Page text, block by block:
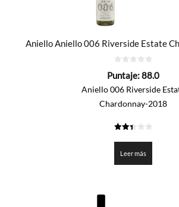
Aniello Aniello 006 Riverside Estate
de
Puntaje:88.0
Aniello 006 Riverside
Chardonnay-2018
de 5
Leer más